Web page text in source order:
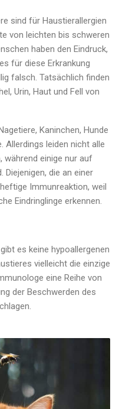
sind für Haustierallergien
von leichten bis schweren
haben den Eindruck,
für diese Erkrankung
falsch. Tatsächlich finden
Urin, Haut und Fell von
Kaninchen, Hunde
Allerdings leiden nicht alle
während einige nur auf
die an einer
Immunreaktion, weil
Eindringlinge erkennen.
es keine hypoallergenen
vielleicht die einzige
eine Reihe von
der Beschwerden des